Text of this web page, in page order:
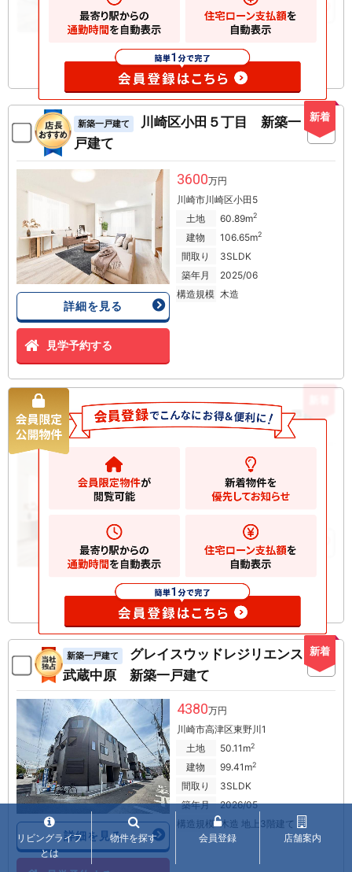
お気に入りに追加
新着
新築一戸建て
川崎区小田５丁目 新築一
戸建て
詳細を見る
見学予約する
3600万円
川崎市川崎区小田5
土地
60.89m2
建物 106.65m2
間取り
3SLDK
築年月
2025/06
構造規模 木造
新築一戸建て 川崎区小田５丁目 新築一戸建て
川崎市川崎区小田
60.89m2
お気に入りに追加
新着
新築一戸建て
グレイスウッドレジリエンス
武蔵中原 新築一戸建て
詳細を見る
4380万円
川崎市高津区東野川1
土地
50.11m2
建物 99.41m2
間取り
3SLDK
築年月
2026/05
構造規模 木造 地上3階建て
リビングライフ
とは
物件を探す 会員登録 店舗案内